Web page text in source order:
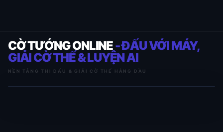
CỜ TƯỚNG ONLINE- ĐẤU VỚI MÁY,
GIẢI CỜ THẾ & LUYỆN AI
NỀN TẢNG THI ĐẤU & GIẢI CỜ THẾ HÀNG ĐẦU